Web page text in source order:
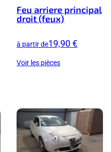
Feu arriere principal
droit (feux)
à partir de19,90 €
Voir les pièces